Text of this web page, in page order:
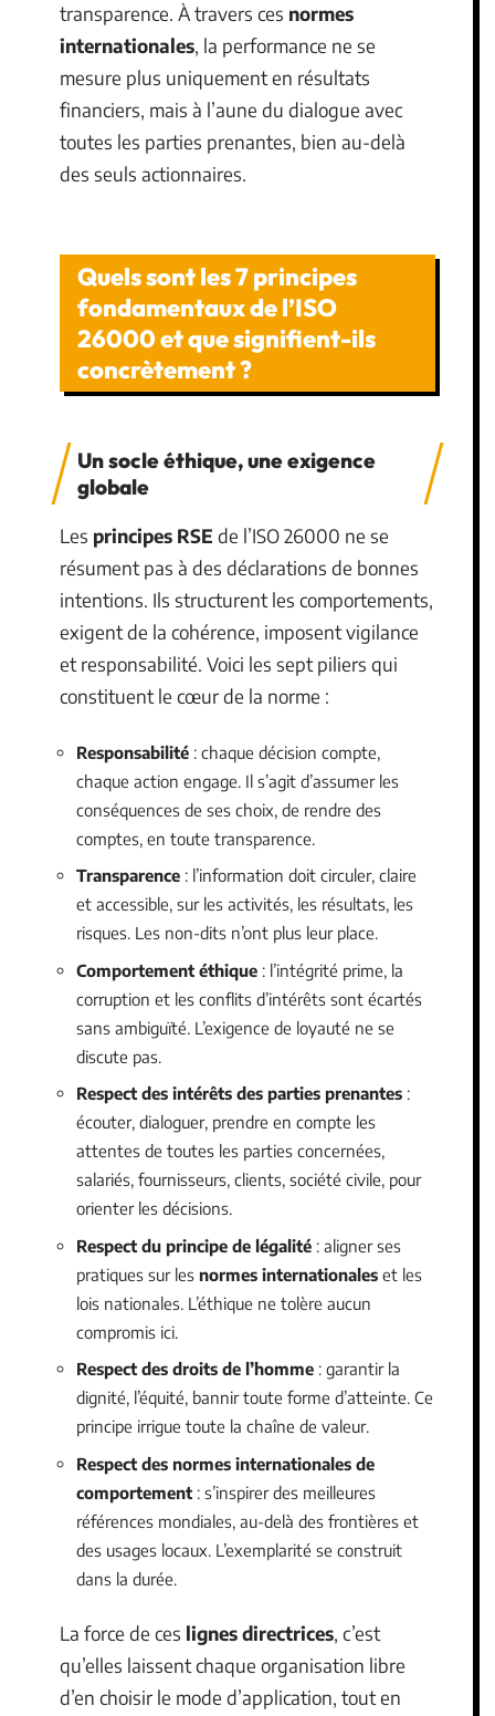
transparence. À travers ces normes
internationales, la performance ne se
mesure plus uniquement en résultats
financiers, mais à l’aune du dialogue avec
toutes les parties prenantes, bien au-delà
des seuls actionnaires.
Quels sont les 7 principes
fondamentaux de l’ISO
26000 et que signifient-ils
concrètement ?
Un socle éthique, une exigence
globale
Les principes RSE de l’ISO 26000 ne se
résument pas à des déclarations de bonnes
intentions. Ils structurent les comportements,
exigent de la cohérence, imposent vigilance
et responsabilité. Voici les sept piliers qui
constituent le cœur de la norme :
Responsabilité : chaque décision compte,
chaque action engage. Il s’agit d’assumer les
conséquences de ses choix, de rendre des
comptes, en toute transparence.
Transparence : l’information doit circuler, claire
et accessible, sur les activités, les résultats, les
risques. Les non-dits n’ont plus leur place.
Comportement éthique : l’intégrité prime, la
corruption et les conflits d’intérêts sont écartés
sans ambiguïté. L’exigence de loyauté ne se
discute pas.
Respect des intérêts des parties prenantes :
écouter, dialoguer, prendre en compte les
attentes de toutes les parties concernées,
salariés, fournisseurs, clients, société civile, pour
orienter les décisions.
Respect du principe de légalité : aligner ses
pratiques sur les normes internationales et les
lois nationales. L’éthique ne tolère aucun
compromis ici.
Respect des droits de l’homme : garantir la
dignité, l’équité, bannir toute forme d’atteinte. Ce
principe irrigue toute la chaîne de valeur.
Respect des normes internationales de
comportement : s’inspirer des meilleures
références mondiales, au-delà des frontières et
des usages locaux. L’exemplarité se construit
dans la durée.
La force de ces lignes directrices, c’est
qu’elles laissent chaque organisation libre
d’en choisir le mode d’application, tout en